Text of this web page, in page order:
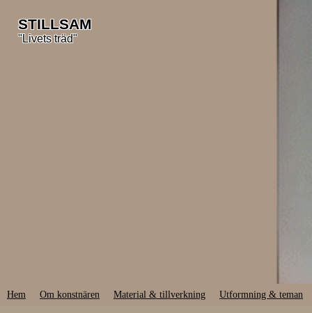
STILLSAM
"Livets träd"
Hem Om konstnären Material & tillverkning Utformning & teman